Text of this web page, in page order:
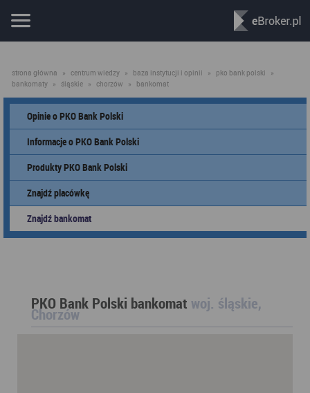
strona główna » centrum wiedzy » baza instytucji i opinii » pko bank polski
»
bankomaty » śląskie » chorzów » bankomat
Opinie o PKO Bank Polski
Informacje o PKO Bank Polski
Produkty PKO Bank Polski
Znajdź placówkę
Znajdź bankomat
PKO Bank Polski bankomat woj. śląskie,
Chorzów